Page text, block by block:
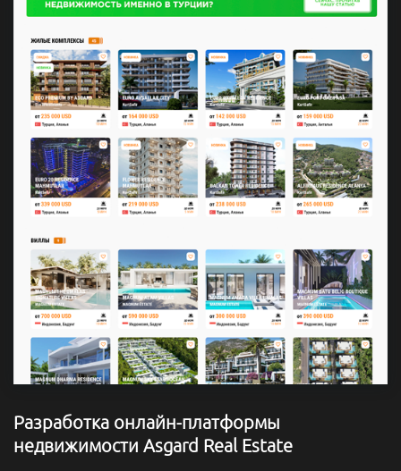
Разработка онлайн-платформы
недвижимости Asgard Real Estate